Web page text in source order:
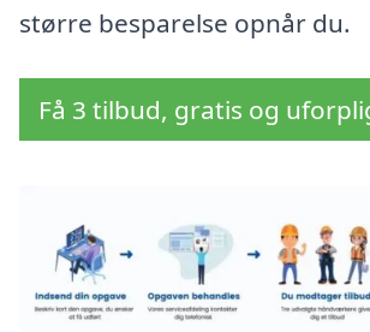
større besparelse opnår du.
Få 3 tilbud, gratis og